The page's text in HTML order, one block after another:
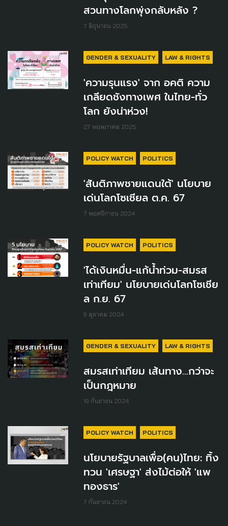
สวนทางโลกพุ่งกลับหลัง ?
7 มิถุนายน 2025
GENDER & SEXUALITY LAW & RIGHTS
'ความรุนแรง' จาก อคติ ความ
เกลียดชังทางเพศ ในไทย-ทั่ว
โลก ยังน่าห่วง!
27 พฤษภาคม 2025
POLICY WATCH POLITICS
'สันติภาพชายแดนใต้' นโยบาย
เด่นโลกโซเชียล ต.ค. 67
7 พฤศจิกายน 2024
POLICY WATCH POLITICS
'ได้เงินหมื่น-แก้น้ำท่วม-สมรส
เท่าเทียม' นโยบายเด่นโลกโซเชีย
ล ก.ย. 67
9 ตุลาคม 2024
GENDER & SEXUALITY LAW & RIGHTS
สมรสเท่าเทียม เส้นทาง...กว่าจะ
เป็นกฎหมาย
19 กันยายน 2024
POLICY WATCH POLITICS
นโยบายรัฐบาลเพื่อ(คน)ไทย: ทิ้ง
ทวน 'เศรษฐา' ส่งไม้ต่อให้ 'แพ
ทองธาร'
7 กันยายน 2024